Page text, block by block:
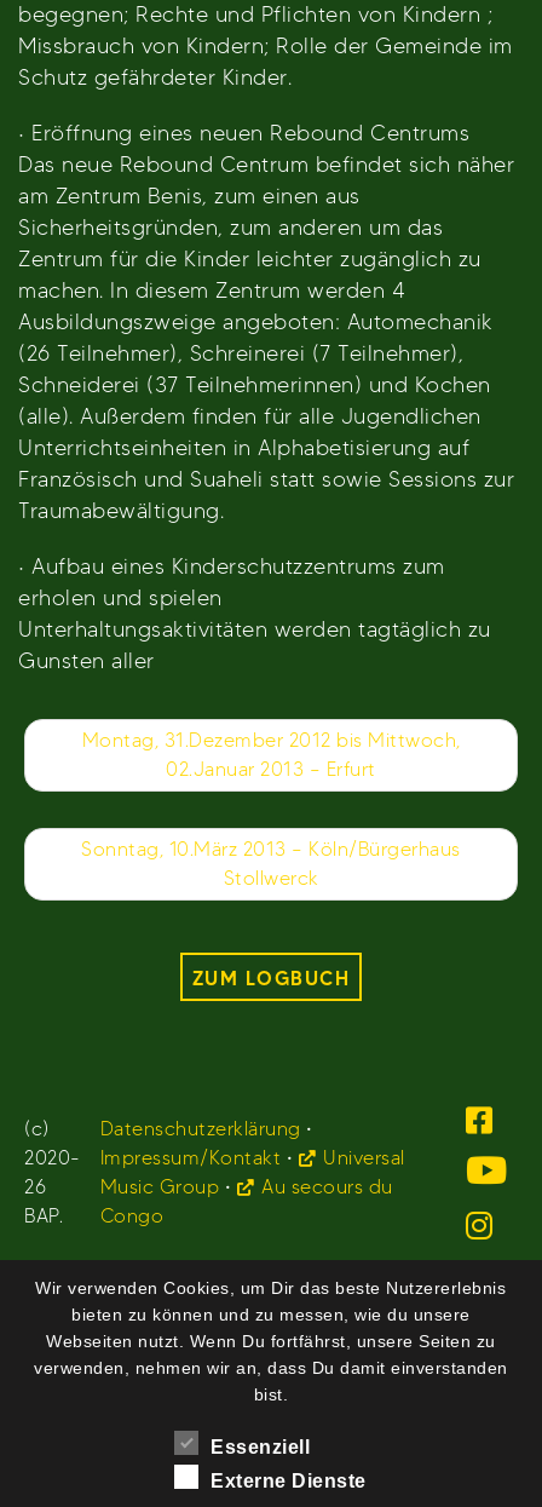
begegnen; Rechte und Pflichten von Kindern ;
Missbrauch von Kindern; Rolle der Gemeinde im
Schutz gefährdeter Kinder.
· Eröffnung eines neuen Rebound Centrums
Das neue Rebound Centrum befindet sich näher
am Zentrum Benis, zum einen aus
Sicherheitsgründen, zum anderen um das
Zentrum für die Kinder leichter zugänglich zu
machen. In diesem Zentrum werden 4
Ausbildungszweige angeboten: Automechanik
(26 Teilnehmer), Schreinerei (7 Teilnehmer),
Schneiderei (37 Teilnehmerinnen) und Kochen
(alle). Außerdem finden für alle Jugendlichen
Unterrichtseinheiten in Alphabetisierung auf
Französisch und Suaheli statt sowie Sessions zur
Traumabewältigung.
· Aufbau eines Kinderschutzzentrums zum
erholen und spielen
Unterhaltungsaktivitäten werden tagtäglich zu
Gunsten aller
Beitragsnavigation
Montag, 31.Dezember 2012 bis Mittwoch,
02.Januar 2013 – Erfurt
Sonntag, 10.März 2013 – Köln/Bürgerhaus
Stollwerck
ZUM LOGBUCH
(c)
2020-
26
BAP.
Datenschutzerklärung •
Impressum/Kontakt •
Universal
Music Group •
Au secours du
Congo
Wir verwenden Cookies, um Dir das beste Nutzererlebnis
bieten zu können und zu messen, wie du unsere
Webseiten nutzt. Wenn Du fortfährst, unsere Seiten zu
verwenden, nehmen wir an, dass Du damit einverstanden
bist.
Essenziell
Externe Dienste